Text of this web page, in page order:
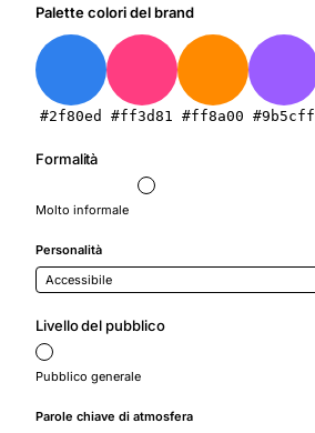
Palette colori del brand
#2f80ed #ff3d81 #ff8a00 #9b5cff
Formalità
Molto informale
Personalità
Accessibile
Livello del pubblico
Pubblico generale
Parole chiave di atmosfera